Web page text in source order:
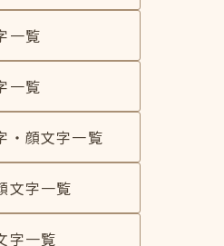
一覧
一覧
・顔文字一覧
文字一覧
字一覧